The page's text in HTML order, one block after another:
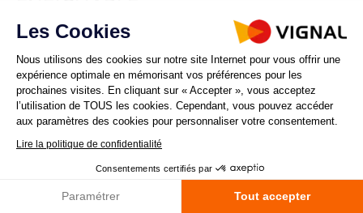
ENFICHABLE
Porte-fusible lamellaire enfichable
Lire la suite
Les Cookies
Nous utilisons des cookies sur notre site Internet pour vous offrir une
expérience optimale en mémorisant vos préférences pour les
prochaines visites. En cliquant sur « Accepter », vous acceptez
l’utilisation de TOUS les cookies. Cependant, vous pouvez accéder
aux paramètres des cookies pour personnaliser votre consentement.
Lire la politique de confidentialité
Consentements certifiés par
Paramétrer Tout accepter